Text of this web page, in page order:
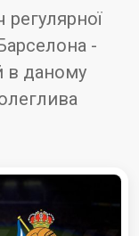
регулярної
-
в даному